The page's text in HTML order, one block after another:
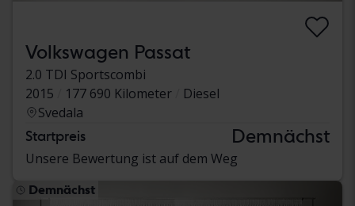
Volkswagen Passat
2.0 TDI Sportscombi
2015
177 690 Kilometer
Diesel
Svedala
Startpreis Demnächst
Unsere Bewertung ist auf dem Weg
Demnächst